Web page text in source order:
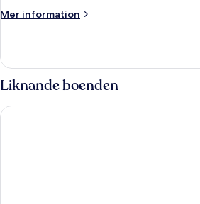
Mer information
Mer
Pool
View
Double
Liknande boenden
Dreams Flora Resort & Spa - All Inclusive